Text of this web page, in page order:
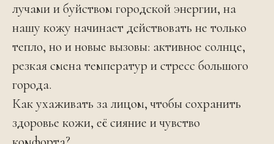
лучами и буйством городской энергии, на
нашу кожу начинает действовать не только
тепло, но и новые вызовы: активное солнце,
резкая смена температур и стресс большого
города.
Как ухаживать за лицом, чтобы сохранить
здоровье кожи, её сияние и чувство